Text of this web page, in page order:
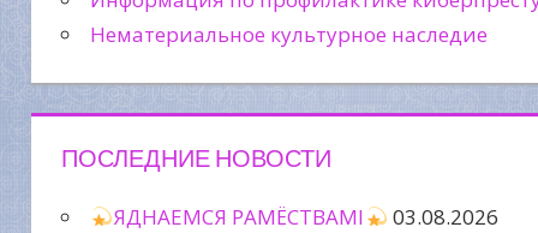
Нематериальное культурное наследие
ПОСЛЕДНИЕ НОВОСТИ
ЯДНАЕМСЯ РАМЁСТВАМІ
03.08.2026